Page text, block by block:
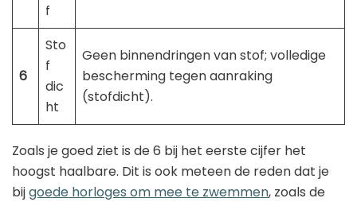
f
6
Sto
f
dic
ht
Geen binnendringen van stof; volledige
bescherming tegen aanraking
(stofdicht).
Zoals je goed ziet is de 6 bij het eerste cijfer het
hoogst haalbare. Dit is ook meteen de reden dat je
bijgoede horloges om mee te zwemmen, zoals de